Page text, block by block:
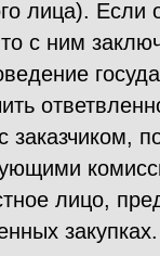
лица). Если
с ним
заказчиком,
лицо,
закупках.